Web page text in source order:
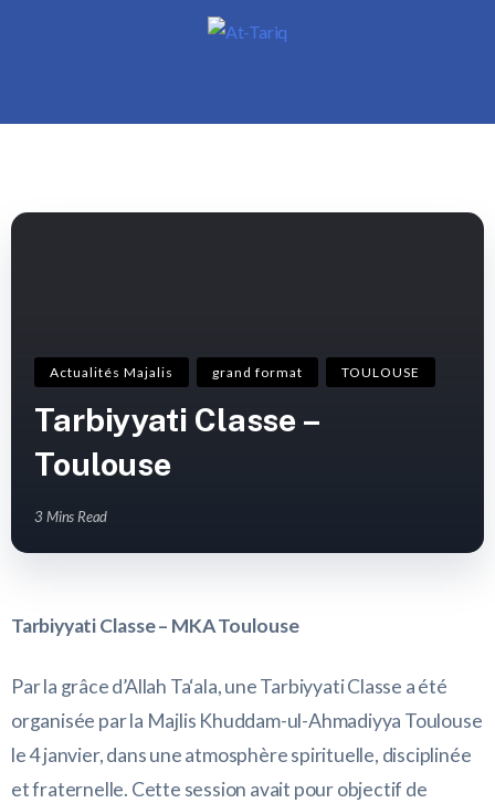
Actualités Majalis grand format TOULOUSE
Tarbiyyati Classe –
Toulouse
3 Mins Read
Tarbiyyati Classe – MKA Toulouse
Par la grâce d’Allah Ta‘ala, une Tarbiyyati Classe a été
organisée par la Majlis Khuddam-ul-Ahmadiyya Toulouse
le 4 janvier, dans une atmosphère spirituelle, disciplinée
et fraternelle. Cette session avait pour objectif de